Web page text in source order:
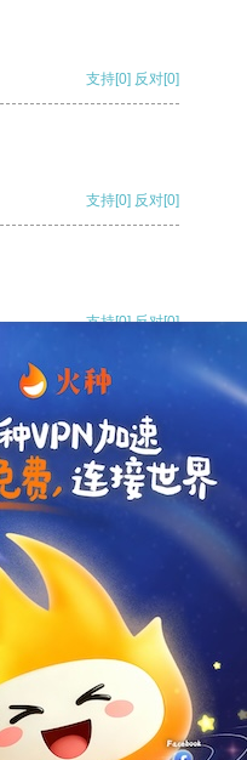
支持[0] 反对[0]
支持[0] 反对[0]
支持[0] 反对[0]
支持[0] 反对
支持
支持 反对 [0]